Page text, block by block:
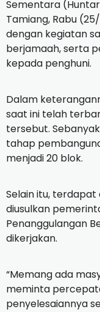
Sementara
Tamiang, Rabu
dengan kegiatan
berjamaah, serta
kepada penghuni.
Dalam
saat ini telah
tersebut.
tahap
menjadi 20 blok.
Selain itu,
diusulkan
Penanggulangan
dikerjakan.
“Memang ada
meminta
penyelesaiannya